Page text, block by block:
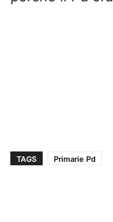
TAGS Primarie Pd